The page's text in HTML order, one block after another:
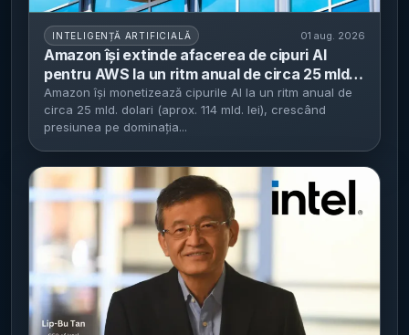
INTELIGENȚĂ ARTIFICIALĂ 01 aug. 2026
Amazon își extinde afacerea de cipuri AI
pentru AWS la un ritm anual de circa 25 mld.
dolari - presiune crescută pe Nvidia pe piața
procesoarelor pentru inteligență artificială
Amazon își monetizează cipurile AI la un ritm anual de
circa 25 mld. dolari (aprox. 114 mld. lei), crescând
presiunea pe dominația...